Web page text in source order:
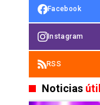
Facebook
Instagram
RSS
Noticias